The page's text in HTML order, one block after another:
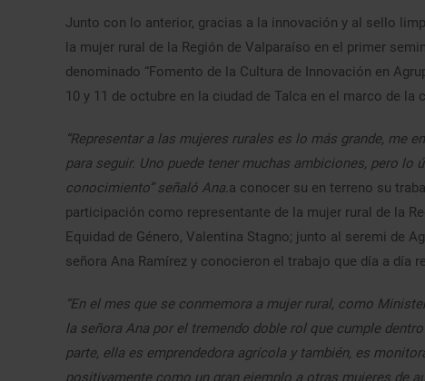
Junto con lo anterior, gracias a la innovación y al sello
la mujer rural de la Región de Valparaíso en el primer
denominado “Fomento de la Cultura de Innovación en
10 y 11 de octubre en la ciudad de Talca en el marco de la
“Representar a las mujeres rurales es lo más grande, me
para seguir. Uno puede tener muchas ambiciones, pero
conocimiento” señaló Ana.a conocer su en terreno su
participación como representante de la mujer rural de la
Equidad de Género, Valentina Stagno; junto al seremi de
señora Ana Ramírez y conocieron el trabajo que día a día
“En el mes que se conmemora a mujer rural, como
la señora Ana por el tremendo doble rol que cumple
parte, ella es emprendedora agrícola y también, es
positivamente como un gran ejemplo a otras mujeres de